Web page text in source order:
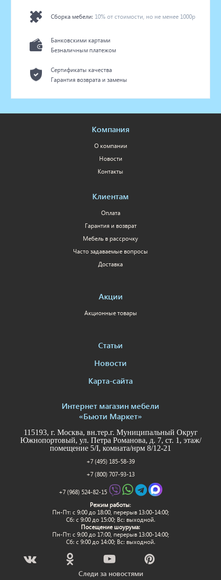
Сборка мебели: 10% от стоимости, но не менее 1000р
Банковскими картами
Безналичным платежом
Сертификаты качества
Гарантия возврата и замены
Компания
О компании
Новости
Контакты
Клиентам
Оплата
Гарантия и возврат
Мебель в рассрочку
Часто задаваемые вопросы
Доставка
Акции
Акционные товары
Статьи
Новости
Карта-сайта
Интернет магазин мебели
«Бьюти Маркет»
115193, г. Москва, вн.тер.г. Муниципальный Округ
Южнопортовый, ул. Петра Романова, д. 7, ст. 1, этаж/
помещение 5/I, комната/нрм 8/12-21
+7 (495) 185-58-39
+7 (800) 707-93-13
+7 (968) 524-82-15
Режим работы:
Пн-Пт: c 9:00 до 18:00, перерыв 13:00-14:00;
Сб: с 9:00 до 15:00; Вс: выходной.
Посещение шоурума:
Пн-Пт: c 9:00 до 17:00, перерыв 13:00-14:00;
Сб: с 9:00 до 14:00; Вс: выходной.
Следи за новостями